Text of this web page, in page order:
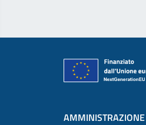
AMMINISTRAZIONE